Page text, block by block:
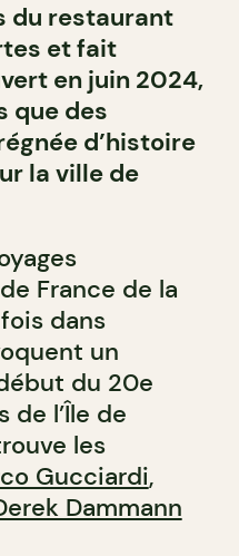
du restaurant
et fait
en juin 2024,
que des
d’histoire
la ville de
France de la
dans
un
du 20e
l’Île de
les
Gucciardi,
Dammann